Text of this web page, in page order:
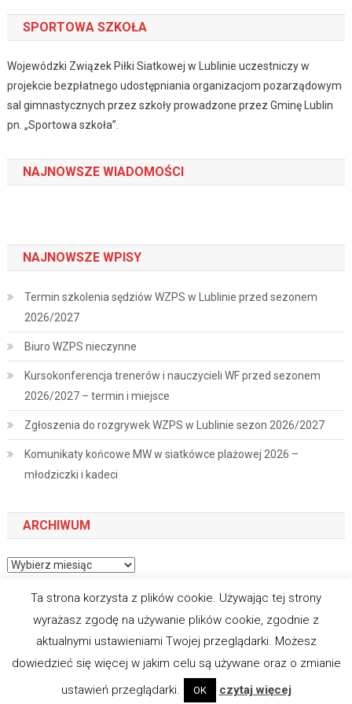
SPORTOWA SZKOŁA
Wojewódzki Związek Piłki Siatkowej w Lublinie uczestniczy w
projekcie bezpłatnego udostępniania organizacjom pozarządowym
sal gimnastycznych przez szkoły prowadzone przez Gminę Lublin
pn. „Sportowa szkoła”.
NAJNOWSZE WIADOMOŚCI
NAJNOWSZE WPISY
Termin szkolenia sędziów WZPS w Lublinie przed sezonem
2026/2027
Biuro WZPS nieczynne
Kursokonferencja trenerów i nauczycieli WF przed sezonem
2026/2027 – termin i miejsce
Zgłoszenia do rozgrywek WZPS w Lublinie sezon 2026/2027
Komunikaty końcowe MW w siatkówce plażowej 2026 –
młodziczki i kadeci
ARCHIWUM
Archiwum
|Theme: News Portal byMystery Themes.
O związku
Regulaminy Wyniki
Komunikaty
Siatkarski Ośrodek Szkolny
Kalendarz 2025/2026
Kontakt
Ta strona korzysta z plików cookie. Używając tej strony
wyrażasz zgodę na używanie plików cookie, zgodnie z
aktualnymi ustawieniami Twojej przeglądarki. Możesz
dowiedzieć się więcej w jakim celu są używane oraz o zmianie
ustawień przeglądarki.
OK czytaj więcej